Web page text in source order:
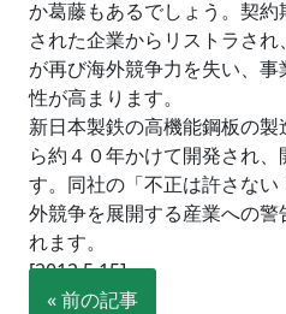
か葛藤もあるでしょう。契
された企業からリストラさ
が再び海外競争力を失い、
性が高まります。
新日本製鉄の高機能鋼板の
ら約４０年かけて開発され
す。同社の「不正は許さな
外競争を展開する産業への
れます。
[2012.5.15]
« 前の記事